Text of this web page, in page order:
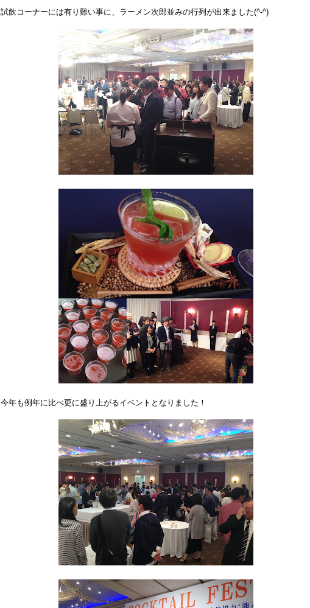
試飲コーナーには有り難い事に、ラーメン次郎並みの行列が出来ました(^-^)
今年も例年に比べ更に盛り上がるイベントとなりました！